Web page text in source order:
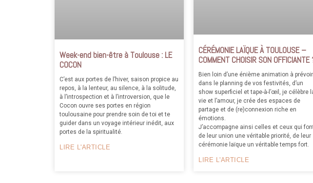
Week-end bien-être à Toulouse : LE
COCON
C’est aux portes de l’hiver, saison propice au
repos, à la lenteur, au silence, à la solitude,
à l’introspection et à l’introversion, que le
Cocon ouvre ses portes en région
toulousaine pour prendre soin de toi et te
guider dans un voyage intérieur inédit, aux
portes de la spiritualité.
LIRE L'ARTICLE
CÉRÉMONIE LAÏQUE À TOULOUSE –
COMMENT CHOISIR SON OFFICIANTE
Bien loin d’une énième animation à prévoir
dans le planning de vos festivités, d’un
show superficiel et tape-à-l’œil, je célèbre
vie et l’amour, je crée des espaces de
partage et de (re)connexion riche en
émotions.
J’accompagne ainsi celles et ceux qui
de leur union une véritable priorité, de leur
cérémonie laïque un véritable temps fort.
LIRE L'ARTICLE